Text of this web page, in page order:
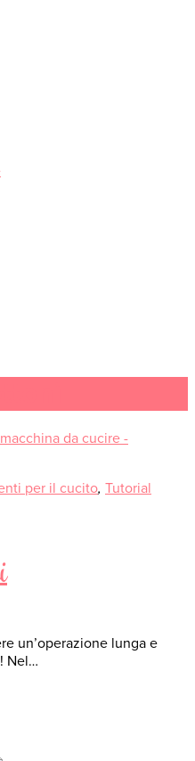
per il cucito, Tutorial
un’operazione lunga e
Nel…